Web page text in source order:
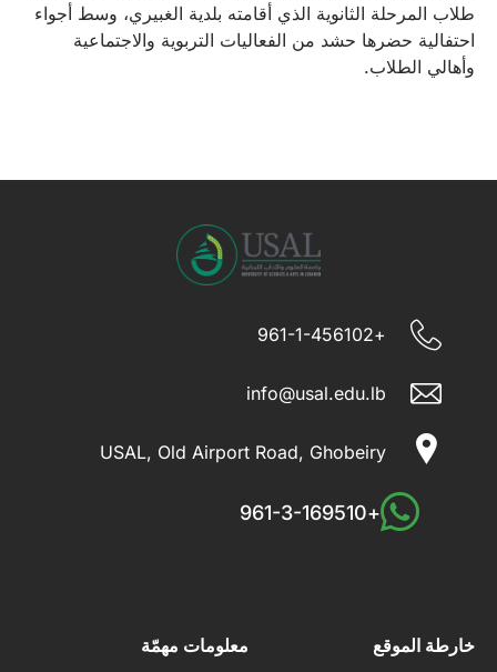
طلاب المرحلة الثانوية الذي أقامته بلدية الغبيري، وسط أجواء
احتفالية حضرها حشد من الفعاليات التربوية والاجتماعية
وأهالي الطلاب.
+961-1-456102
info@usal.edu.lb
USAL, Old Airport Road, Ghobeiry
+961-3-169510
خارطة الموقع معلومات مهمّة